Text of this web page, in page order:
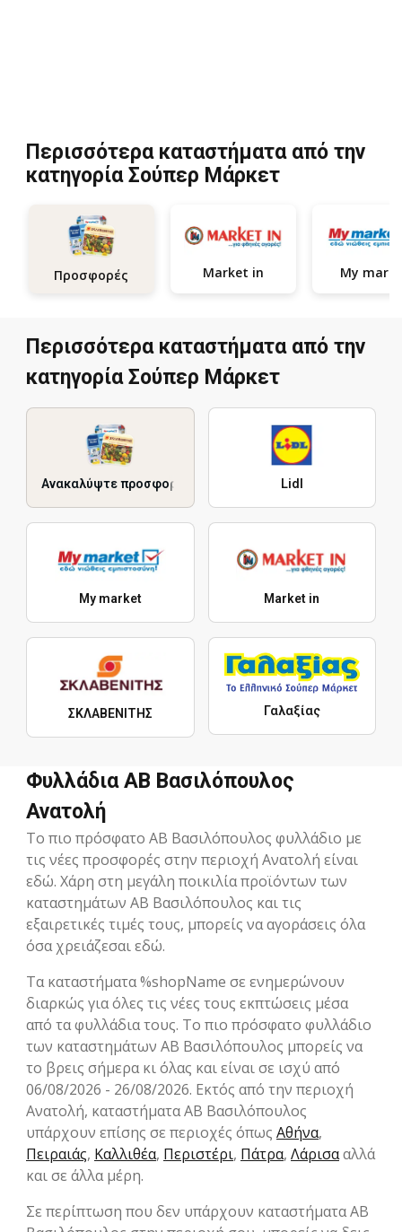
Περισσότερα καταστήματα από την
κατηγορία Σούπερ Μάρκετ
Προσφορές Market in My
Περισσότερα καταστήματα από την
κατηγορία Σούπερ Μάρκετ
Ανακαλύψτε προσφορές Lidl
My market Market in
ΣΚΛΑΒΕΝΙΤΗΣ Γαλαξίας
Φυλλάδια ΑΒ Βασιλόπουλος
Ανατολή
Το πιο πρόσφατο ΑΒ Βασιλόπουλος φυλλάδιο με
τις νέες προσφορές στην περιοχή Ανατολή είναι
εδώ. Χάρη στη μεγάλη ποικιλία προϊόντων των
καταστημάτων ΑΒ Βασιλόπουλος και τις
εξαιρετικές τιμές τους, μπορείς να αγοράσεις όλα
όσα χρειάζεσαι εδώ.
Τα καταστήματα %shopName σε ενημερώνουν
διαρκώς για όλες τις νέες τους εκπτώσεις μέσα
από τα φυλλάδια τους. Το πιο πρόσφατο φυλλάδιο
των καταστημάτων ΑΒ Βασιλόπουλος μπορείς να
το βρεις σήμερα κι όλας και είναι σε ισχύ από
06/08/2026 - 26/08/2026. Εκτός από την περιοχή
Ανατολή, καταστήματα ΑΒ Βασιλόπουλος
υπάρχουν επίσης σε περιοχές όπως Αθήνα,
Πειραιάς, Καλλιθέα, Περιστέρι, Πάτρα, Λάρισααλλά
και σε άλλα μέρη.
Σε περίπτωση που δεν υπάρχουν καταστήματα ΑΒ